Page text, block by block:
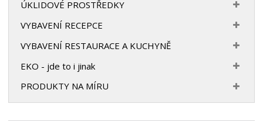
ÚKLIDOVÉ PROSTŘEDKY
VYBAVENÍ RECEPCE
VYBAVENÍ RESTAURACE A KUCHYNĚ
EKO - jde to i jinak
PRODUKTY NA MÍRU